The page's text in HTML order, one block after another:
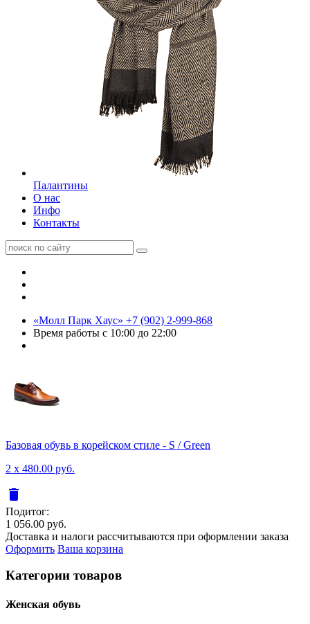
Палантины
О нас
Инфо
Контакты
«Молл Парк Хаус» +7 (902) 2-999-868
Время работы с 10:00 до 22:00
Базовая обувь в корейском стиле - S / Green
2 x 480.00 руб.
delete
Подитог:
1 056.00 руб.
Доставка и налоги рассчитываются при оформлении заказа
Оформить Ваша корзина
Категории товаров
Женcкая обувь